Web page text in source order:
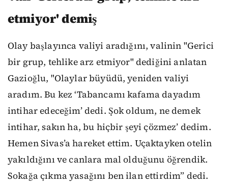
etmiyor' demiş
Olay başlayınca valiyi aradığını, valinin "Gerici
bir grup, tehlike arz etmiyor" dediğini anlatan
Gazioğlu, "Olaylar büyüdü, yeniden valiyi
aradım. Bu kez ‘Tabancamı kafama dayadım
intihar edeceğim’ dedi. Şok oldum, ne demek
intihar, sakın ha, bu hiçbir şeyi çözmez’ dedim.
Hemen Sivas’a hareket ettim. Uçaktayken otelin
yakıldığını ve canlara mal olduğunu öğrendik.
Sokağa çıkma yasağını ben ilan ettirdim” dedi.